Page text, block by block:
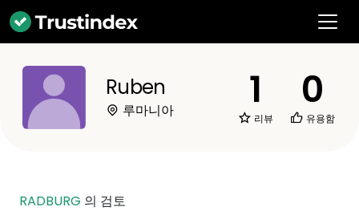
Ruben
루마니아 1
리뷰
0
유용함
RADBURG 의 검토